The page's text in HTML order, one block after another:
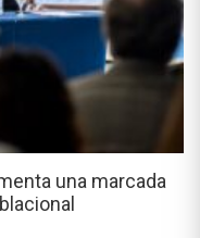
una marcada